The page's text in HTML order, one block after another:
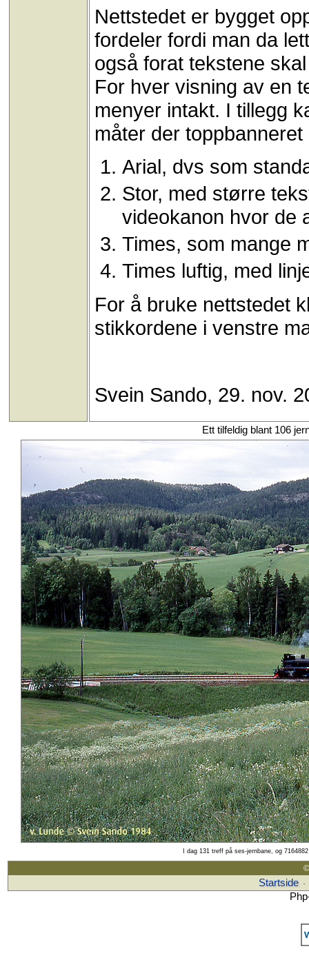
Nettstedet er bygget
fordeler fordi man da
også forat tekstene
For hver visning av en
menyer intakt. I tillegg
måter der
Arial, dvs som
Stor, med større
videokanon hvor de
Times, som mange
Times luftig, med
For å bruke nettstedet
stikkordene i venstre
Svein Sando, 29. nov.
Ett tilfeldig blant 106
I dag 131 treff på ses-jernbane, og
Startside ·